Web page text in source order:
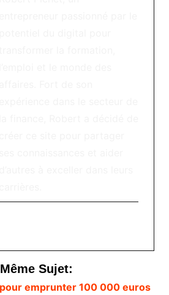
Sujet:
emprunter 100 000 euros